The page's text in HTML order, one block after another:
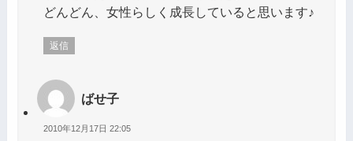
どんどん、女性らしく成長していると思います♪
返信
ばせ子
2010年12月17日 22:05